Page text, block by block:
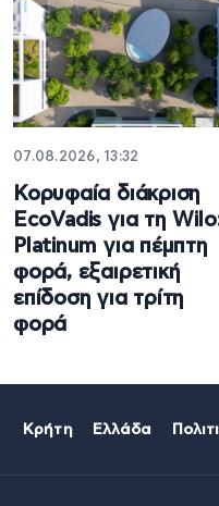
07.08.2026, 13:32
Κορυφαία διάκριση
EcoVadis για τη
Platinum για πέμπτη
φορά, εξαιρετική
επίδοση για τρίτη
φορά
Κρήτη Ελλάδα